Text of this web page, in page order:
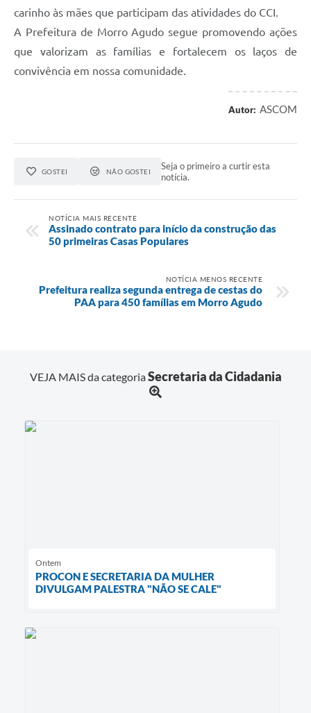
carinho às mães que participam das atividades do CCI.
A Prefeitura de Morro Agudo segue promovendo ações
que valorizam as famílias e fortalecem os laços de
convivência em nossa comunidade.
Autor: ASCOM
GOSTEI NÃO GOSTEI
Seja o primeiro a curtir esta
notícia.
NOTÍCIA MAIS RECENTE
Assinado contrato para início da construção das
50 primeiras Casas Populares
NOTÍCIA MENOS RECENTE
Prefeitura realiza segunda entrega de cestas do
PAA para 450 famílias em Morro Agudo
VEJA MAIS da categoriaSecretaria da Cidadania
Ontem
PROCON E SECRETARIA DA MULHER
DIVULGAM PALESTRA "NÃO SE CALE"